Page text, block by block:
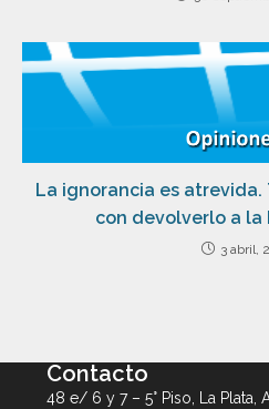
La ignorancia es atrevida.
con devolverlo a la
3 abril,
Contacto
48 e/ 6 y 7 – 5° Piso, La Plata,